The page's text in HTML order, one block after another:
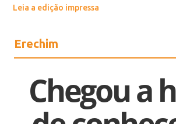
Leia a edição impressa
Erechim
Chegou a